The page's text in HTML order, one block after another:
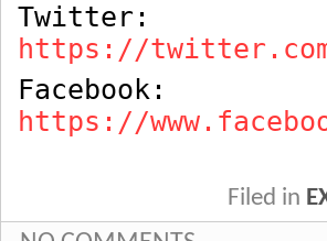
Twitter:
https://
Facebook:
https://
Filed in